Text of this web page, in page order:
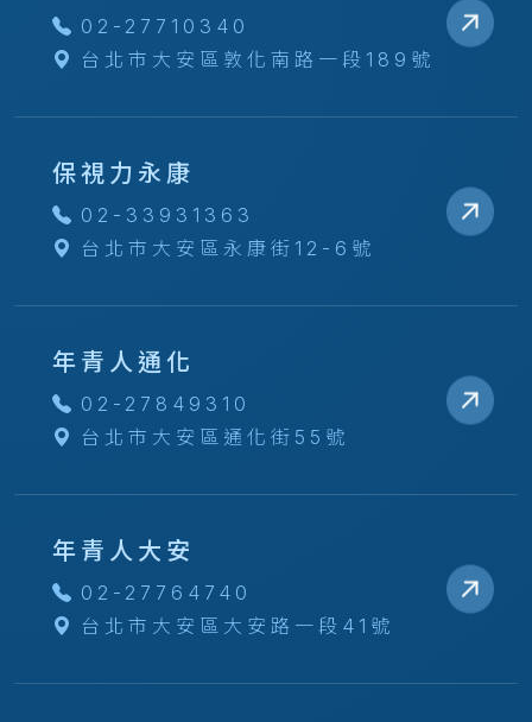
02-27710340
台北市大安區敦化南路一段189號
保視力永康
02-33931363
台北市大安區永康街12-6號
年青人通化
02-27849310
台北市大安區通化街55號
年青人大安
02-27764740
台北市大安區大安路一段41號